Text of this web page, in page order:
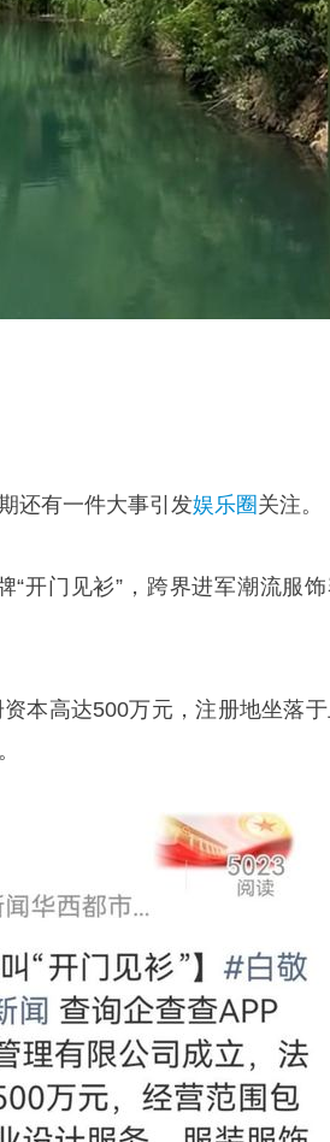
还有一件大事引发娱乐圈 关注。
开门见衫”，跨界进军潮流服
本高达500万元，注册地坐落